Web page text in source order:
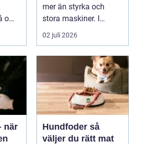
om
mer än styrka och
stora maskiner. I
grunden handlar det ...
02 juli 2026
när
Hundfoder så
väljer du rätt mat